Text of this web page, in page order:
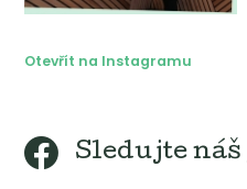
Otevřít na Instagramu
Sledujte náš